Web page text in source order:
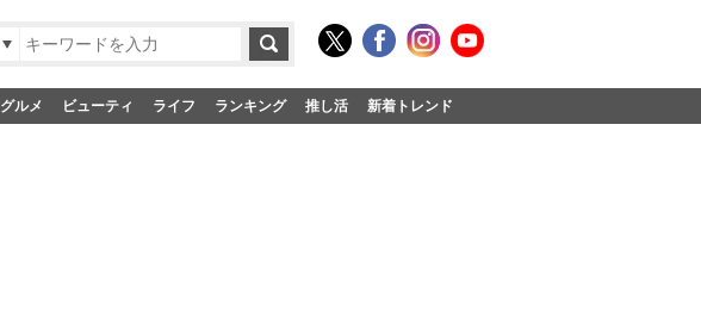
グルメ ビューティ ライフ ランキング 推し活 新着トレンド